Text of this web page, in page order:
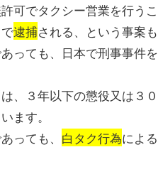
可でタクシー営業を行う
逮捕される、という事案も
っても、日本で刑事事件
、３年以下の懲役又は３
ます。
っても、 白タク行為による